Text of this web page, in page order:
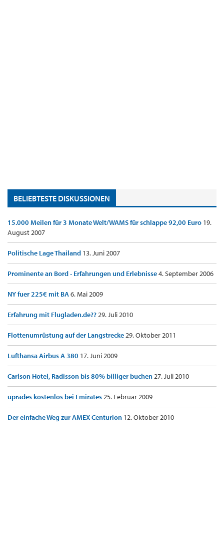
BELIEBTESTE DISKUSSIONEN
15.000 Meilen für 3 Monate Welt/WAMS für schlappe 92,00 Euro 19.
August 2007
Politische Lage Thailand 13. Juni 2007
Prominente an Bord - Erfahrungen und Erlebnisse4. September 2006
NY fuer 225€ mit BA6. Mai 2009
Erfahrung mit Flugladen.de??29. Juli 2010
Flottenumrüstung auf der Langstrecke29. Oktober 2011
Lufthansa Airbus A 380 17. Juni 2009
Carlson Hotel, Radisson bis 80% billiger buchen27. Juli 2010
uprades kostenlos bei Emirates25. Februar 2009
Der einfache Weg zur AMEX Centurion 12. Oktober 2010